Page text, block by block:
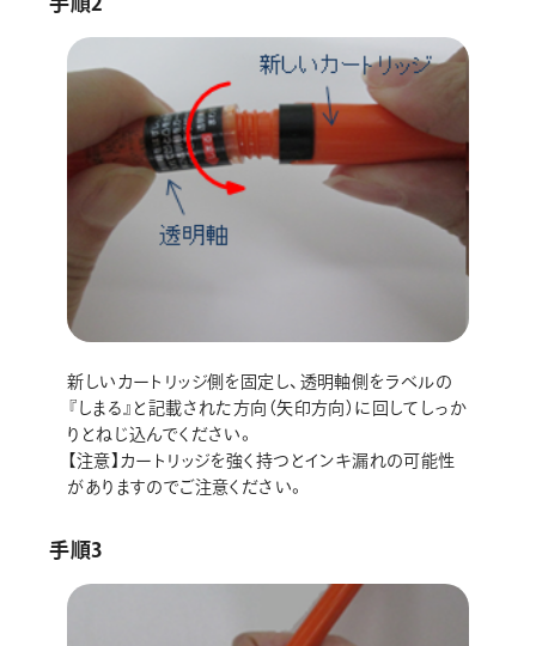
新しいカートリッジ側を固定し、透明軸側をラベルの
『しまる』と記載された方向（矢印方向）に回してしっか
りとねじ込んでください。
【注意】カートリッジを強く持つとインキ漏れの可能性
がありますのでご注意ください。
手順3